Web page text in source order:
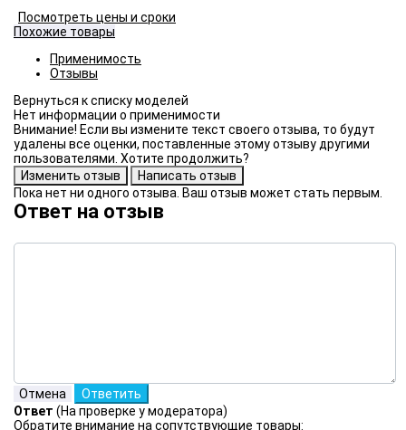
Посмотреть цены и сроки
Похожие товары
Применимость
Отзывы
Нет информации о применимости
Внимание! Если вы измените текст своего отзыва, то будут
удалены все оценки, поставленные этому отзыву другими
пользователями. Хотите продолжить?
Пока нет ни одного отзыва. Ваш отзыв может стать первым.
Ответ на отзыв
Ответ (На проверке у модератора)
Обратите внимание на сопутствующие товары: